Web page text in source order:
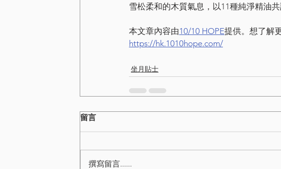
雪松柔和的木質氣息，以11種純淨精油
本文章內容由10/10 HOPE提供。想了解
https://hk.1010hope.com/
坐月貼士
留言
撰寫留言......